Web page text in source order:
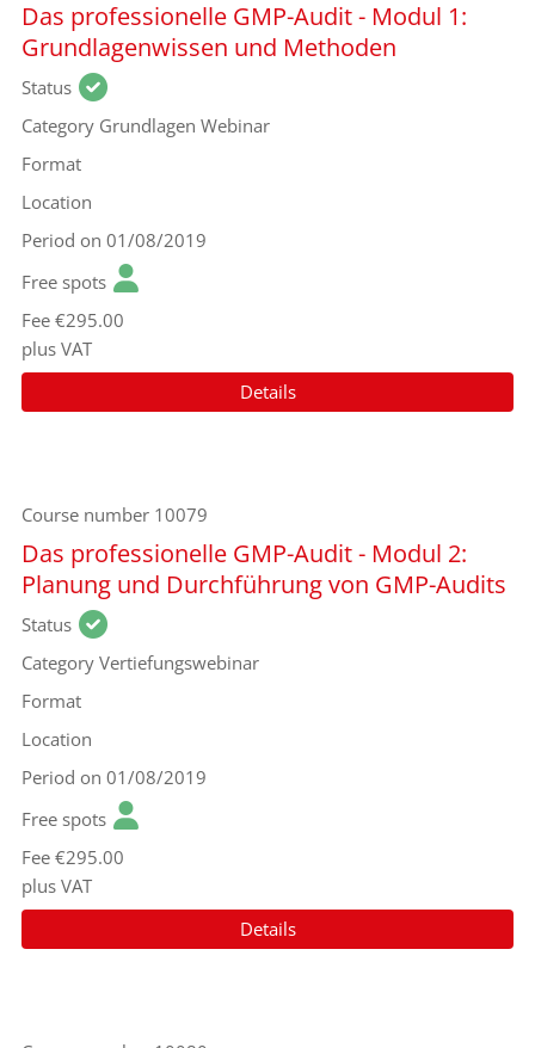
Das professionelle GMP-Audit - Modul 1:
Grundlagenwissen und Methoden
Status
Category Grundlagen Webinar
Format
Location
Period on 01/08/2019
Free spots
Fee €295.00
plus VAT
Details
Course number 10079
Das professionelle GMP-Audit - Modul 2:
Planung und Durchführung von GMP-Audits
Status
Category Vertiefungswebinar
Format
Location
Period on 01/08/2019
Free spots
Fee €295.00
plus VAT
Details